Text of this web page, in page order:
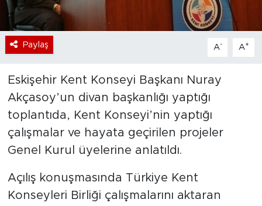
Paylaş A- A+
Eskişehir Kent Konseyi Başkanı Nuray
Akçasoy’un divan başkanlığı yaptığı
toplantıda, Kent Konseyi’nin yaptığı
çalışmalar ve hayata geçirilen projeler
Genel Kurul üyelerine anlatıldı.
Açılış konuşmasında Türkiye Kent
Konseyleri Birliği çalışmalarını aktaran
Dünya
Sektör